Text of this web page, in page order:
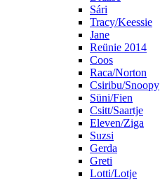
Sári
Tracy/Keessie
Jane
Reünie 2014
Coos
Raca/Norton
Csiribu/Snoopy
Süni/Fien
Csitt/Saartje
Eleven/Ziga
Suzsi
Gerda
Greti
Lotti/Lotje